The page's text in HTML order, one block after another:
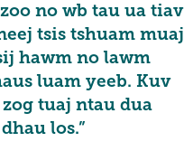
no wb tau ua tiav
tsis tshuam muaj
hawm no lawm
luam yeeb. Kuv
tuaj ntau dua
los.”